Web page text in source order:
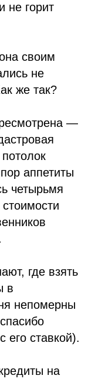
не горит
своим
не
же так?
—
аппетиты
четырьмя
где взять
в
непомерны
его ставкой).
на